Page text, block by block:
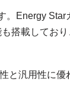
。Energy
搭載してお
と汎用性に